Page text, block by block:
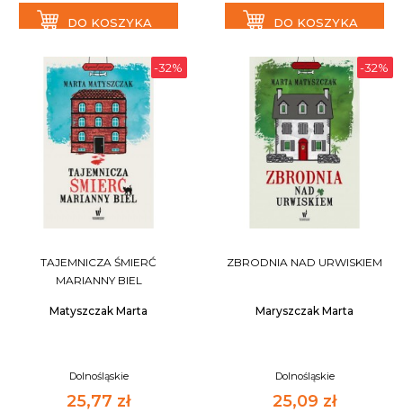
DO KOSZYKA DO KOSZYKA
-32%
TAJEMNICZA ŚMIERĆ
MARIANNY BIEL
Matyszczak Marta
Dolnośląskie
25,77 zł
-32%
ZBRODNIA NAD URWISKIEM
Maryszczak Marta
Dolnośląskie
25,09 zł